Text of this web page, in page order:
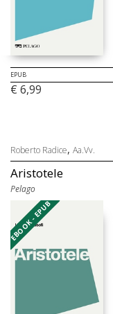
EPUB
€ 6,99
Roberto Radice, Aa.Vv.
Aristotele
Pelago
EBOOK - EPUB